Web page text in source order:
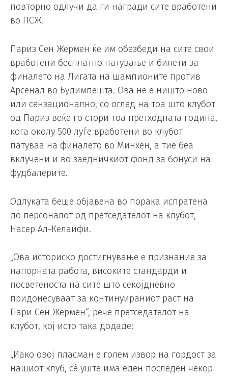
повторно одлучи да ги награди сите вработени
во ПСЖ.
Париз Сен Жермен ќе им обезбеди на сите свои
вработени бесплатно патување и билети за
финалето на Лигата на шампионите против
Арсенал во Будимпешта. Ова не е ништо ново
или сензационално, со оглед на тоа што клубот
од Париз веќе го стори тоа претходната година,
кога околу 500 луѓе вработени во клубот
патуваа на финалето во Минхен, а тие беа
вклучени и во заедничкиот фонд за бонуси на
фудбалерите.
Одлуката беше објавена во порака испратена
до персоналот од претседателот на клубот,
Насер Ал-Келаифи.
„Ова историско достигнување е признание за
напорната работа, високите стандарди и
посветеноста на сите што секојдневно
придонесуваат за континуираниот раст на
Пари Сен Жермен“, рече претседателот на
клубот, кој исто така додаде:
„Иако овој пласман е голем извор на гордост за
нашиот клуб, сè уште има еден последен чекор